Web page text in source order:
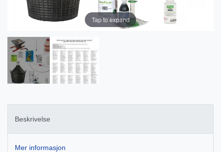
Tap to expand
Beskrivelse
Mer informasjon